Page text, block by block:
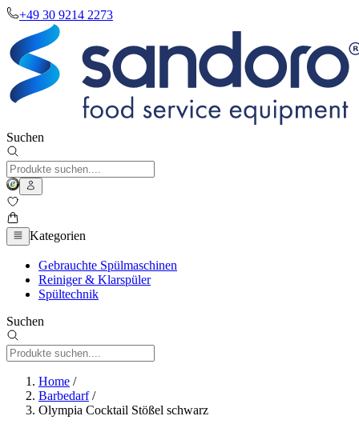
+49 30 9214 2273
Suchen
Kategorien
Gebrauchte Spülmaschinen
Reiniger & Klarspüler
Spültechnik
Suchen
Home /
Barbedarf/
Olympia Cocktail Stößel schwarz